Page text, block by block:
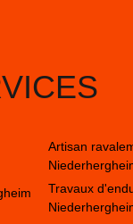
Artisan
Travaux